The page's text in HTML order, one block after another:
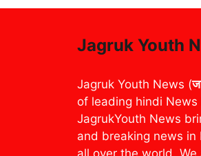
Jagruk Youth
Jagruk Youth News (
of leading hindi News
JagrukYouth News
and breaking news
all over the world.